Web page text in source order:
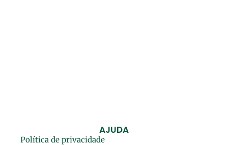
AJUDA
Política de privacidade